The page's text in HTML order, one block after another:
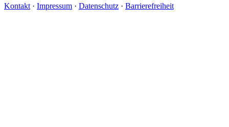
Kontakt · Impressum · Datenschutz · Barrierefreiheit